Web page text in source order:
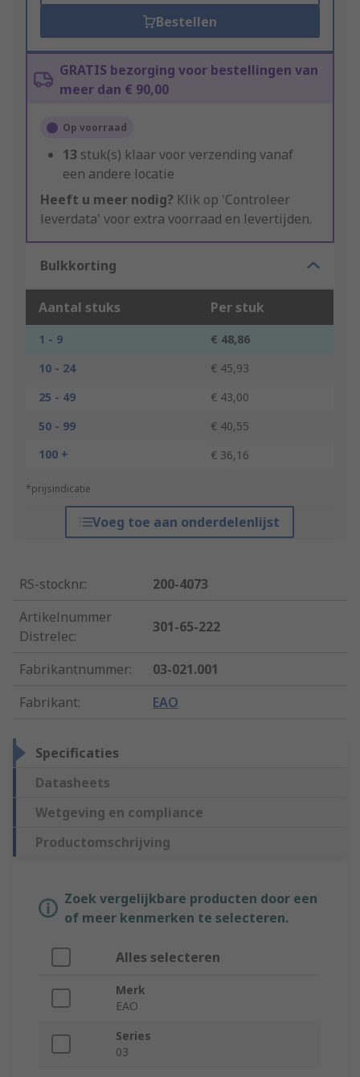
Bestellen
GRATIS bezorging voor bestellingen van
meer dan € 90,00
Op voorraad
13 stuk(s) klaar voor verzending vanaf
een andere locatie
Heeft u meer nodig? Klik op 'Controleer
leverdata' voor extra voorraad en levertijden.
Bulkkorting
Aantal stuks Per stuk
1 - 9
€ 48,86
10 - 24
€ 45,93
25 - 49
€ 43,00
50 - 99
€ 40,55
100 +
€ 36,16
*prijsindicatie
Voeg toe aan onderdelenlijst
RS-stocknr.:
200-4073
Artikelnummer
Distrelec:
301-65-222
Fabrikantnummer:
03-021.001
Fabrikant: EAO
Specificaties
Datasheets
Wetgeving en compliance
Productomschrijving
Zoek vergelijkbare producten door een
of meer kenmerken te selecteren.
Alles selecteren
Merk
EAO
Series
03